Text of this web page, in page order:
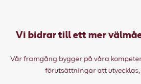
Vi bidrar till ett mer
Vår framgång bygger på våra
förutsättningar att utvecklas,